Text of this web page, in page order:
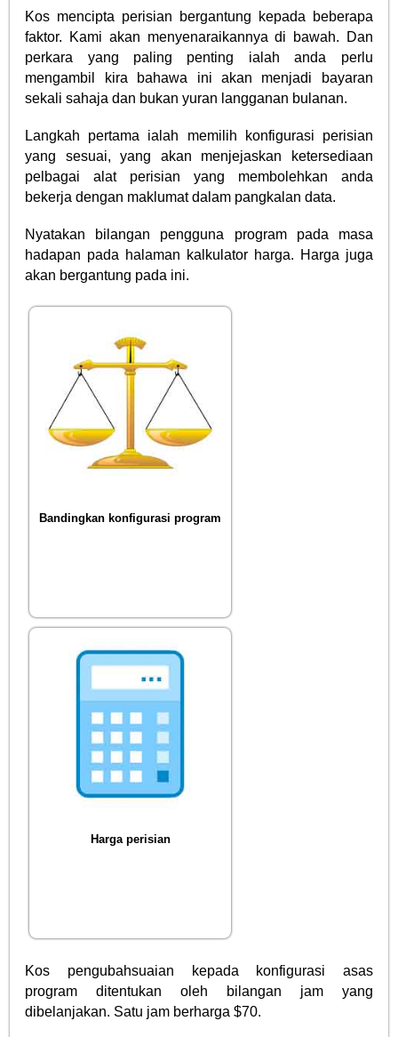
Kos mencipta perisian bergantung kepada beberapa
faktor. Kami akan menyenaraikannya di bawah. Dan
perkara yang paling penting ialah anda perlu
mengambil kira bahawa ini akan menjadi bayaran
sekali sahaja dan bukan yuran langganan bulanan.
Langkah pertama ialah memilih konfigurasi perisian
yang sesuai, yang akan menjejaskan ketersediaan
pelbagai alat perisian yang membolehkan anda
bekerja dengan maklumat dalam pangkalan data.
Nyatakan bilangan pengguna program pada masa
hadapan pada halaman kalkulator harga. Harga juga
akan bergantung pada ini.
Bandingkan konfigurasi program
Harga perisian
Kos pengubahsuaian kepada konfigurasi asas
program ditentukan oleh bilangan jam yang
dibelanjakan. Satu jam berharga $70.